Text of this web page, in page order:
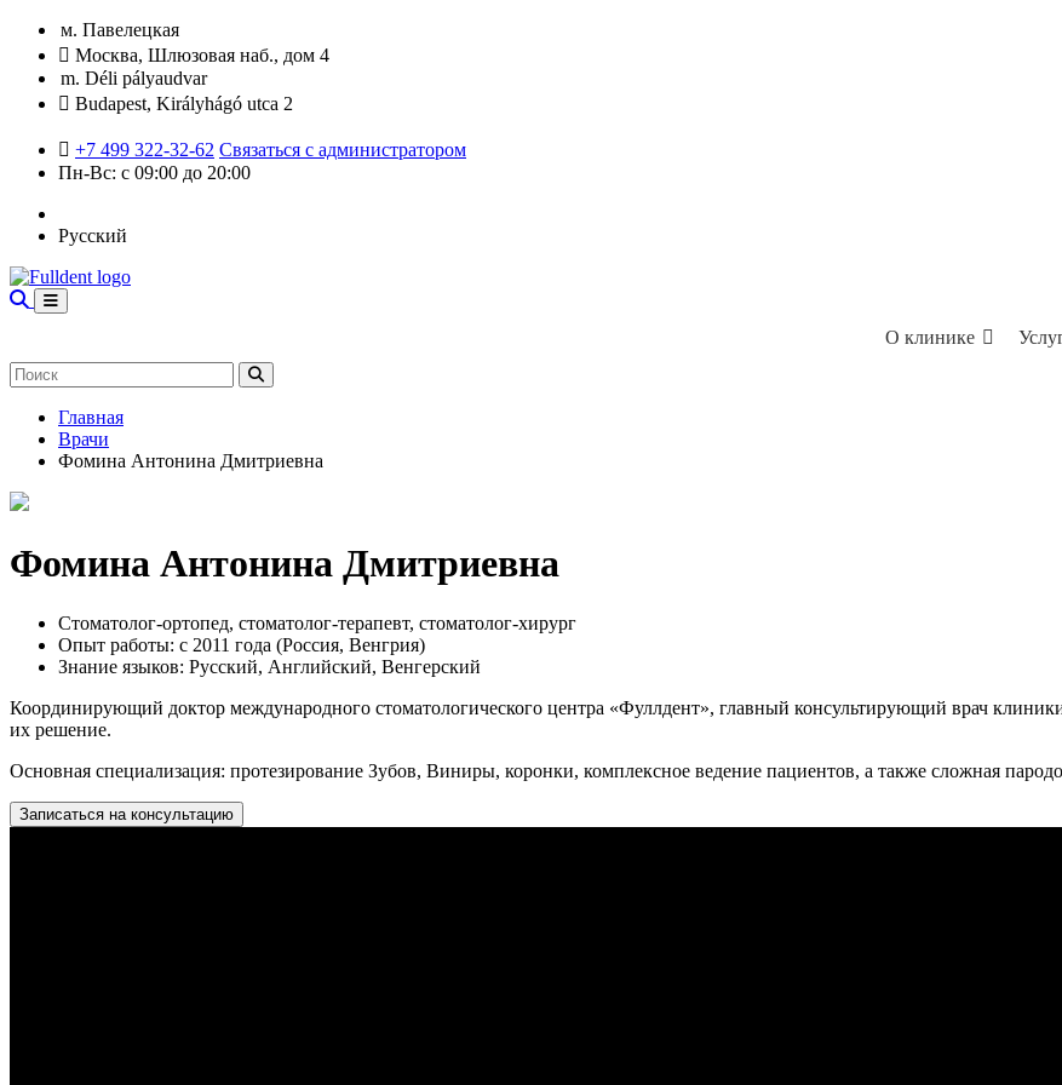
м. Павелецкая
Москва, Шлюзовая наб., дом 4
m. Déli pályaudvar
Budapest, Királyhágó utca 2
+7 499 322-32-62 Связаться с администратором
Пн-Вс: с 09:00 до 20:00
Русский
О клинике
Главная
Врачи
Фомина Антонина Дмитриевна
Фомина Антонина Дмитриевна
Стоматолог-ортопед, стоматолог-терапевт, стоматолог-хирург
Опыт работы: с 2011 года (Россия, Венгрия)
Знание языков: Русский, Английский, Венгерский
Координирующий доктор международного стоматологического центра «Фуллдент», главный консультирующий врач
их решение.
Основная специализация: протезирование Зубов, Виниры, коронки, комплексное ведение пациентов, а также сложная
Записаться на консультацию